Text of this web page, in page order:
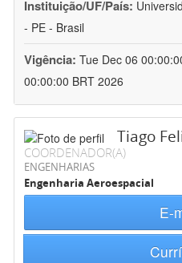
Instituição/UF/País:
- PE - Brasil
Vigência: Tue Dec 06
00:00:00 BRT 2026
Tiago
COORDENADOR(A)
ENGENHARIAS
Engenharia Aeroespacial
E-